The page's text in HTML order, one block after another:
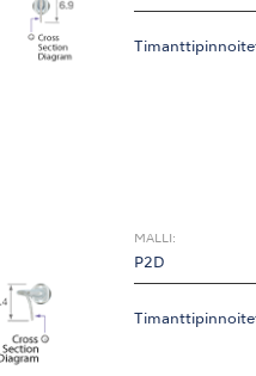
MALLI:
P2D